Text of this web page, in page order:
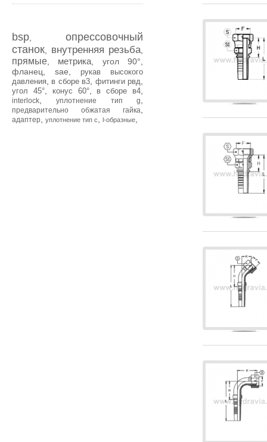
bsp
опрессовочный
станок
внутренняя резьба
прямые метрика угол 90°
фланец
sae
рукав высокого
давления
в сборе в3 фитинги рвд
угол 45°, конус 60°, в сборе в4
interlock ,уплотнение тип g
предварительно обжатая гайка
адаптер уплотнение тип с l-образные